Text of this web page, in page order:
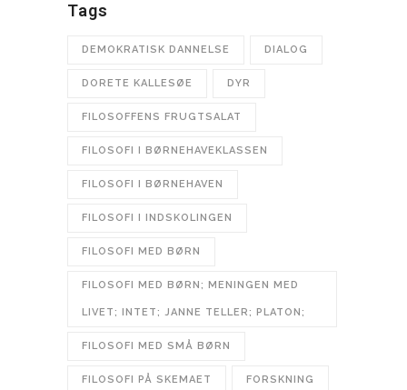
Tags
DEMOKRATISK DANNELSE DIALOG
DORETE KALLESØE DYR
FILOSOFFENS FRUGTSALAT
FILOSOFI I BØRNEHAVEKLASSEN
FILOSOFI I BØRNEHAVEN
FILOSOFI I INDSKOLINGEN
FILOSOFI MED BØRN
FILOSOFI MED BØRN; MENINGEN MED
LIVET; INTET; JANNE TELLER; PLATON;
FILOSOFI MED SMÅ BØRN
FILOSOFI PÅ SKEMAET FORSKNING